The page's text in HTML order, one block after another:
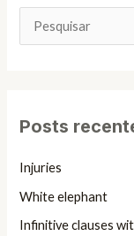
u
Posts
Injuries
White elephant
Infinitive clauses